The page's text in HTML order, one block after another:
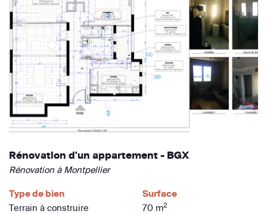
Rénovation d'un appartement - BGX
Rénovation à Montpellier
Type de bien
Terrain à construire
Surface
70 m2